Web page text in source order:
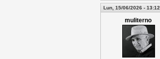
Lun, 15/06/2026 - 13:12
muliterno